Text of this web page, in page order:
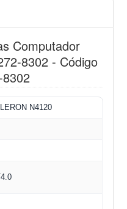
Computador
8302 - Código
N4120